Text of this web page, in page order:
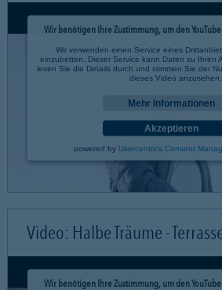
Wir benötigen Ihre Zustimmung, um den
Wir verwenden einen Service eines
einzubetten. Dieser Service kann Daten zu Ihren
lesen Sie die Details durch und stimmen Sie der
dieses Video anzusehen.
Mehr Informationen
Akzeptieren
powered by Usercentrics Consent
Video: Halbe Träume -
Wir benötigen Ihre Zustimmung, um den